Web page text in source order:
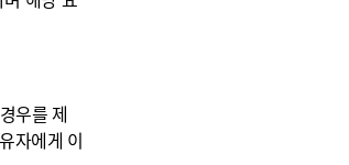
우를 제
자에게 이